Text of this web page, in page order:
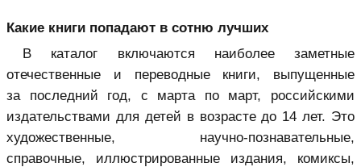
Какие книги попадают в сотню лучших
В каталог включаются наиболее заметные
отечественные и переводные книги, выпущенные
за последний год, с марта по март, российскими
издательствами для детей в возрасте до 14 лет. Это
художественные, научно-познавательные,
справочные, иллюстрированные издания, комиксы,